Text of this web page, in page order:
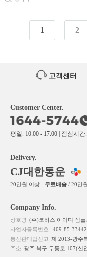
1 2
고객센터
Customer Center.
평일. 10:00 - 17:00 | 점심시
Delivery.
CJ대한통운
20만원 이상 - 무료배송 / 20만
Company Info.
상호명 (주)코하스 아이디 심
사업자등록번호
409-85-33442
통신판매업신고 제 2013-광주
주소 광주 북구 무등로 107(